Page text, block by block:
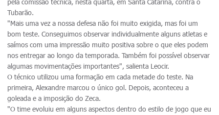
pela comissão técnica, nesta quarta, em Santa Catarina, contra o
Tubarão.
"Mais uma vez a nossa defesa não foi muito exigida, mas foi um
bom teste. Conseguimos observar individualmente alguns atletas e
saímos com uma impressão muito positiva sobre o que eles podem
nos entregar ao longo da temporada. Também foi possível observar
algumas movimentações importantes", salienta Leocir.
O técnico utilizou uma formação em cada metade do teste. Na
primeira, Alexandre marcou o único gol. Depois, aconteceu a
goleada e a imposição do Zeca.
"O time evoluiu em alguns aspectos dentro do estilo de jogo que eu